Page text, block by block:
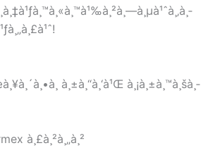
à¸±à¸“à¸‘à¹Œ à¸¡à¸±à¸™à¸šà¸­
à¸£à¸²à¸„à¸²